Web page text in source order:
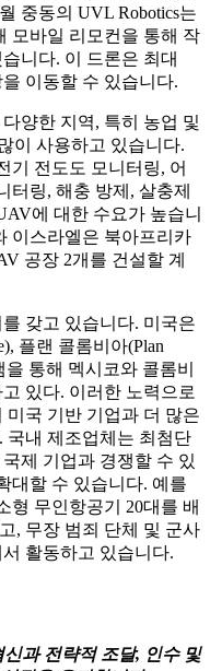
중동의 UVL Robotics는
모바일 리모컨을 통해 작
니다. 이 드론은 최대
이동할 수 있습니다.
양한 지역, 특히 농업 및
이 사용하고 있습니다.
기 전도도 모니터링, 어
터링, 해충 방제, 살충제
에 대한 수요가 높습니
이스라엘은 북아프리카
공장 2개를 건설할 계
갖고 있습니다. 미국은
플랜 콜롬비아(Plan
통해 멕시코와 콜롬비
있다. 이러한 노력으로
국 기반 기업과 더 많은
국내 제조업체는 최첨단
제 기업과 경쟁할 수 있
대할 수 있습니다. 예를
형 무인항공기 20대를 배
, 무장 범죄 단체 및 군사
활동하고 있습니다.
과 전략적 조달, 인수 및